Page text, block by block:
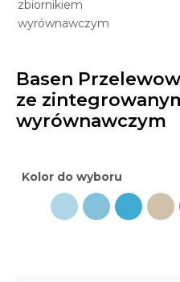
Basen
ze
wyrównawczym
Od
96 300zł
Kolor do wyboru